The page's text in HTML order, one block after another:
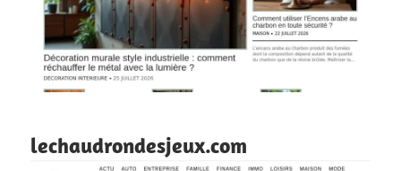
lechaudrondesjeux.com